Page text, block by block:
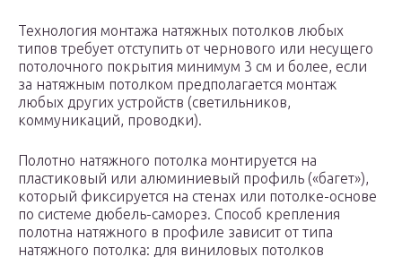
Технология монтажа натяжных потолков любых
типов требует отступить от чернового или несущего
потолочного покрытия минимум 3 см и более, если
за натяжным потолком предполагается монтаж
любых других устройств (светильников,
коммуникаций, проводки).
Полотно натяжного потолка монтируется на
пластиковый или алюминиевый профиль («багет»),
который фиксируется на стенах или потолке-основе
по системе дюбель-саморез. Способ крепления
полотна натяжного в профиле зависит от типа
натяжного потолка: для виниловых потолков